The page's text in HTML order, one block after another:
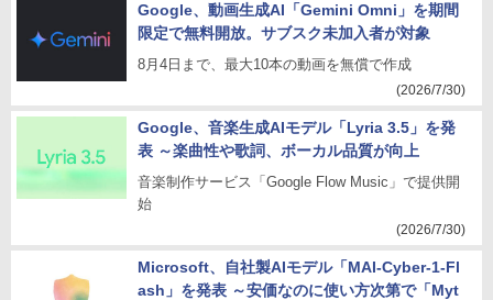
Google、動画生成AI「Gemini Omni」を期間
限定で無料開放。サブスク未加入者が対象
8月4日まで、最大10本の動画を無償で作成
(2026/7/30)
Google、音楽生成AIモデル「Lyria 3.5」を発
表 ～楽曲性や歌詞、ボーカル品質が向上
音楽制作サービス「Google Flow Music」で提供開
始
(2026/7/30)
Microsoft、自社製AIモデル「MAI-Cyber-1-Fl
ash」を発表 ～安価なのに使い方次第で「Myt